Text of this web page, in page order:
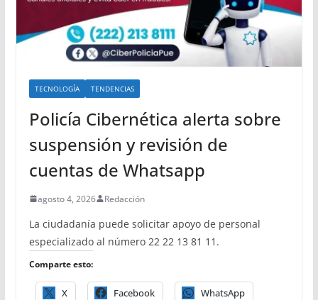
TECNOLOGÍA TENDENCIAS
Policía Cibernética alerta sobre
suspensión y revisión de
cuentas de Whatsapp
agosto 4, 2026 Redacción
La ciudadanía puede solicitar apoyo de personal
especializado al número 22 22 13 81 11.
Comparte esto:
X Facebook WhatsApp